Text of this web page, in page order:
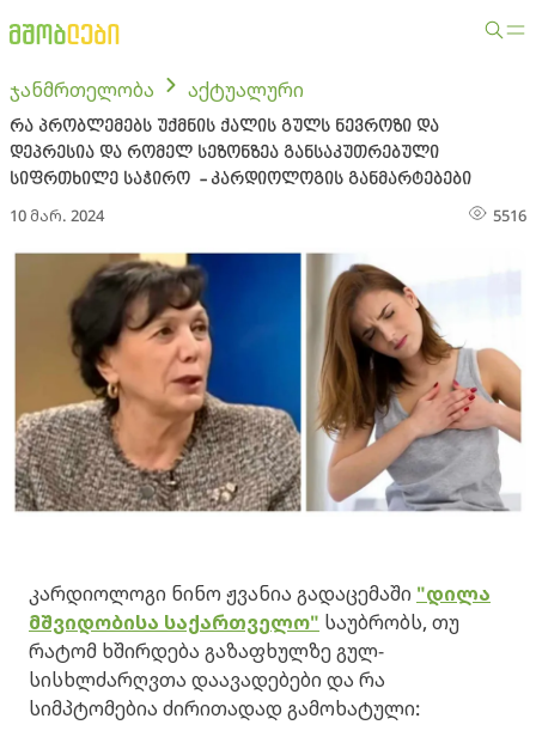
ჯანმრთელობა აქტუალური
რა პრობლემებს უქმნის ქალის გულს ნევროზი და
დეპრესია და რომელ სეზონზეა განსაკუთრებული
სიფრთხილე საჭირო - კარდიოლოგის განმარტებები
10 მარ. 2024 5516
კარდიოლოგი ნინო ჟვანია გადაცემაში "დილა
მშვიდობისა საქართველო" საუბრობს, თუ
რატომ ხშირდება გაზაფხულზე გულ-
სისხლძარღვთა დაავადებები და რა
სიმპტომებია ძირითადად გამოხატული: